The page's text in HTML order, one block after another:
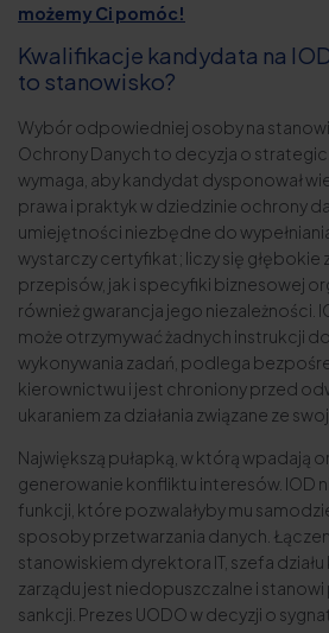
możemy Ci pomóc!
Kwalifikacje kandydata na
to stanowisko?
Wybór odpowiedniej osoby na
Ochrony Danych to decyzja o
wymaga, aby kandydat dysponował
prawa i praktyk w dziedzinie ochrony
umiejętności niezbędne do
wystarczy certyfikat; liczy się głębokie
przepisów, jak i specyfiki biznesowej
również gwarancja jego niezależności.
może otrzymywać żadnych instrukcji
wykonywania zadań, podlega
kierownictwu i jest chroniony przed
ukaraniem za działania związane ze
Największą pułapką, w którą wpadają
generowanie konfliktu interesów. IOD
funkcji, które pozwalałyby mu
sposoby przetwarzania danych.
stanowiskiem dyrektora IT, szefa działu
zarządu jest niedopuszczalne i
sankcji. Prezes UODO w decyzji o